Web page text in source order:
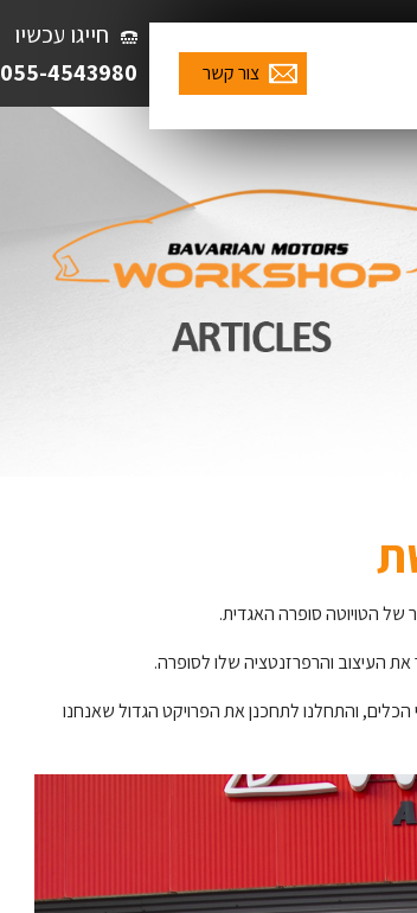
צור קשר
חייגו עכשיו
055-4543980
את העיצוב והרפרזנטציה שלו לסופרה.
והתחלנו לתחכנן את הפרויקט הגדול שאנחנו